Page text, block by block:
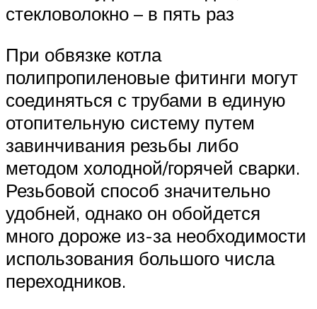
стекловолокно – в пять раз
При обвязке котла
полипропиленовые фитинги могут
соединяться с трубами в единую
отопительную систему путем
завинчивания резьбы либо
методом холодной/горячей сварки.
Резьбовой способ значительно
удобней, однако он обойдется
много дороже из-за необходимости
использования большого числа
переходников.